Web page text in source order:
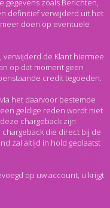
gegevens zoals Berichten,
definitief verwijderd uit het
meer doen op eventuele
verwijderd de Klant hiermee
op dat moment geen
credit tegoeden.
het daarvoor bestemde
geldige reden wordt niet
chargeback zijn
die direct bij de
zal altijd in hold geplaatst
op uw account, u krijgt